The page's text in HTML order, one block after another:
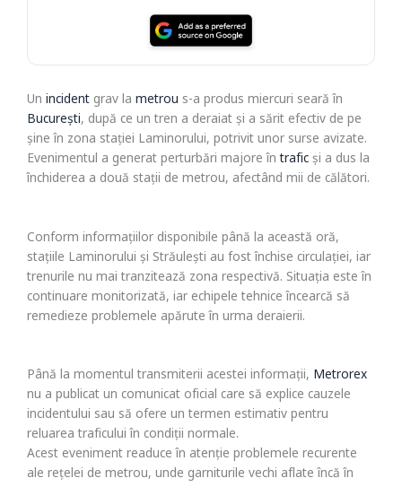
Un incident grav la metrou s-a produs miercuri seară în
București, după ce un tren a deraiat și a sărit efectiv de pe
șine în zona stației Laminorului, potrivit unor surse avizate.
Evenimentul a generat perturbări majore întrafic și a dus la
închiderea a două stații de metrou, afectând mii de călători.
Conform informațiilor disponibile până la această oră,
stațiile Laminorului și Străulești au fost închise circulației, iar
trenurile nu mai tranzitează zona respectivă. Situația este în
continuare monitorizată, iar echipele tehnice încearcă să
remedieze problemele apărute în urma deraierii.
Până la momentul transmiterii acestei informații, Metrorex
nu a publicat un comunicat oficial care să explice cauzele
incidentului sau să ofere un termen estimativ pentru
reluarea traficului în condiții normale.
Acest eveniment readuce în atenție problemele recurente
ale rețelei de metrou, unde garniturile vechi aflate încă în